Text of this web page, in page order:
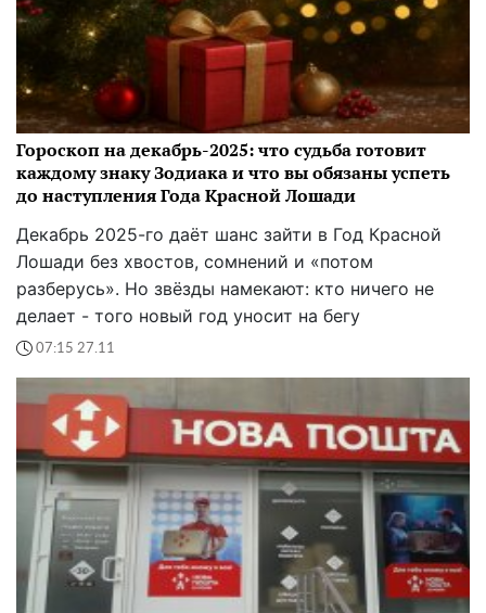
Гороскоп на декабрь-2025: что судьба готовит
каждому знаку Зодиака и что вы обязаны успеть
до наступления Года Красной Лошади
Декабрь 2025-го даёт шанс зайти в Год Красной
Лошади без хвостов, сомнений и «потом
разберусь». Но звёзды намекают: кто ничего не
делает - того новый год уносит на бегу
07:15 27.11